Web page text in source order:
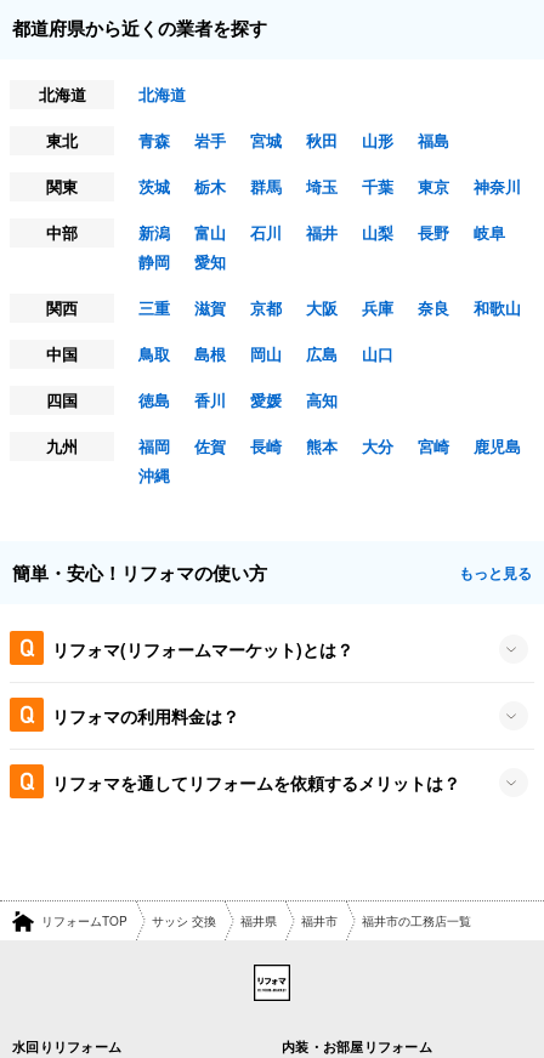
都道府県から近くの業者を探す
北海道
北海道
東北
青森 岩手 宮城 秋田 山形
福島
関東
茨城 栃木 群馬 埼玉 千葉 東京
神奈川
中部
新潟 富山 石川 福井 山梨 長野
岐阜
静岡
愛知
関西
三重 滋賀 京都 大阪 兵庫 奈良
和歌山
中国
鳥取 島根 岡山 広島
山口
四国
徳島 香川 愛媛
高知
九州
福岡 佐賀 長崎 熊本 大分 宮崎
鹿児島
沖縄
簡単・安心！リフォマの使い方 もっと見る
リフォマ(リフォームマーケット)とは？
リフォマの利用料金は？
リフォマを通してリフォームを依頼するメリットは？
リフォームTOP サッシ 交換 福井県 福井市 福井市の工務店一覧
水回りリフォーム 内装・お部屋リフォーム